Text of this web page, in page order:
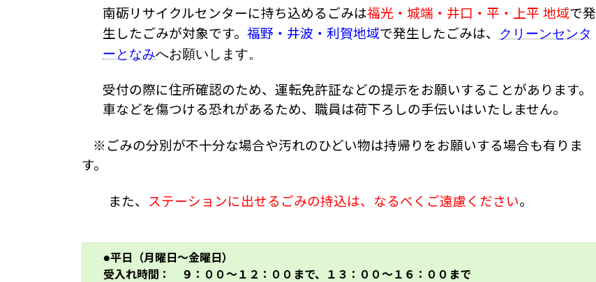
南砺リサイクルセンターに持ち込めるごみは福光・城端・井口・平・上平 地域で発
生したごみが対象です。 福野・井波・利賀地域で発生したごみは、
クリーンセンタ
ーとなみへお願いします。
受付の際に住所確認のため、運転免許証などの提示をお願いすることがあります。
車などを傷つける恐れがあるため、職員は荷下ろしの手伝いはいたしません。
※ごみの分別が不十分な場合や汚れのひどい物は持帰りをお願いする場合も有りま
す。
また、 ステーションに出せるごみの持込は、なるべくご遠慮ください。
●平日（月曜日～金曜日）
受入れ時間： ９：００～１２：００まで、１３：００～１６：００まで